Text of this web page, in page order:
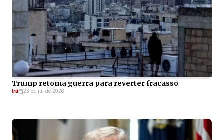
Trump retoma guerra para reverter fracasso
Irã 23 de jul de 2026